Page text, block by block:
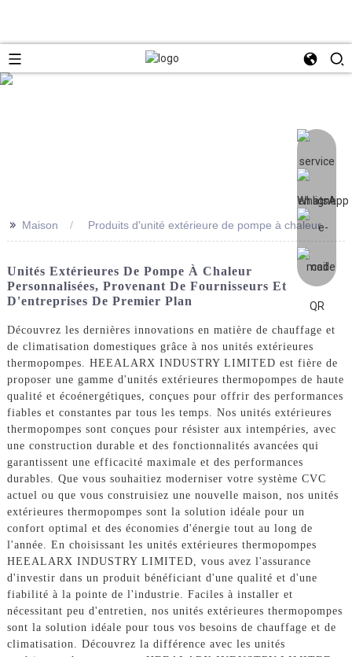
>> Maison Produits d'unité extérieure de pompe à chaleur
Unités Extérieures De Pompe À Chaleur
Personnalisées, Provenant De Fournisseurs Et
D'entreprises De Premier Plan
Découvrez les dernières innovations en matière de chauffage et
de climatisation domestiques grâce à nos unités extérieures
thermopompes. HEEALARX INDUSTRY LIMITED est fière de
proposer une gamme d'unités extérieures thermopompes de haute
qualité et écoénergétiques, conçues pour offrir des performances
fiables et constantes par tous les temps. Nos unités extérieures
thermopompes sont conçues pour résister aux intempéries, avec
une construction durable et des fonctionnalités avancées qui
garantissent une efficacité maximale et des performances
durables. Que vous souhaitiez moderniser votre système CVC
actuel ou que vous construisiez une nouvelle maison, nos unités
extérieures thermopompes sont la solution idéale pour un
confort optimal et des économies d'énergie tout au long de
l'année. En choisissant les unités extérieures thermopompes
HEEALARX INDUSTRY LIMITED, vous avez l'assurance
d'investir dans un produit bénéficiant d'une qualité et d'une
fiabilité à la pointe de l'industrie. Faciles à installer et
nécessitant peu d'entretien, nos unités extérieures thermopompes
sont la solution idéale pour tous vos besoins de chauffage et de
climatisation. Découvrez la différence avec les unités